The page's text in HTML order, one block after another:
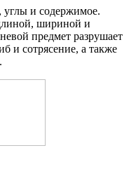
углы и содержимое.
шириной и
предмет разрушает
и сотрясение, а также